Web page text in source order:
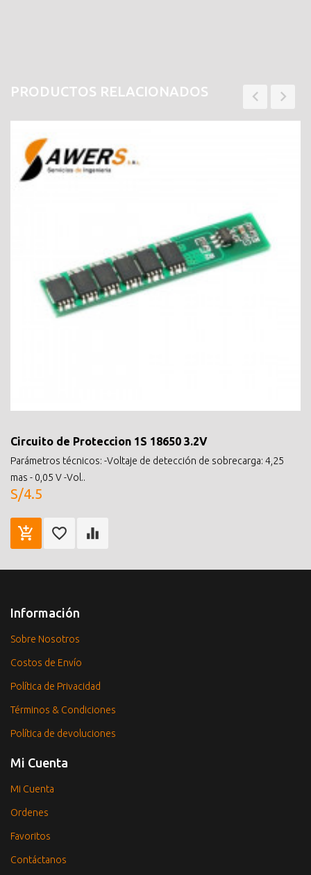
PRODUCTOS RELACIONADOS
Circuito de Proteccion 1S 18650 3.2V
Parámetros técnicos: -Voltaje de detección de sobrecarga: 4,25
mas - 0,05 V -Vol..
S/4.5
Información
Sobre Nosotros
Costos de Envío
Política de Privacidad
Términos & Condiciones
Política de devoluciones
Mi Cuenta
Mi Cuenta
Ordenes
Favoritos
Contáctanos